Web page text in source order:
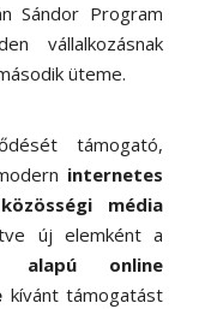
Sándor Program
vállalkozásnak
üteme.
támogató,
internetes
közösségi média
új elemként a
alapú online
kívánt támogatást